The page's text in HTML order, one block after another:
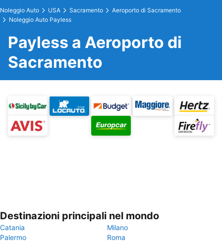
Noleggio Auto USA Sacramento
Aeroporto di Sacramento
Noleggio Auto Payless
Payless a Aeroporto di
Sacramento
Destinazioni principali nel mondo
Catania
Milano
Palermo
Roma